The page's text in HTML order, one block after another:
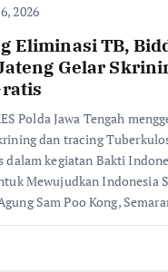
2026
Eliminasi TB,
Gelar
Polda Jawa Tengah
dan tracing
dalam kegiatan Bakti
Mewujudkan Indonesia
Sam Poo Kong,